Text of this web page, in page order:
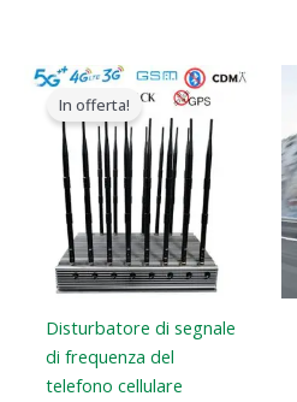
In offerta!
Disturbatore di segnale
di frequenza del
telefono cellulare
Il
prezzo
originale
era:
$1,899.00.
Il
prezzo
attuale
è:
$1,166.99.